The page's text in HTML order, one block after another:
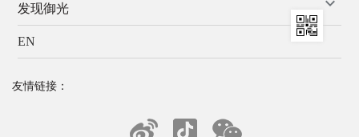
发现御光
EN
友情链接：